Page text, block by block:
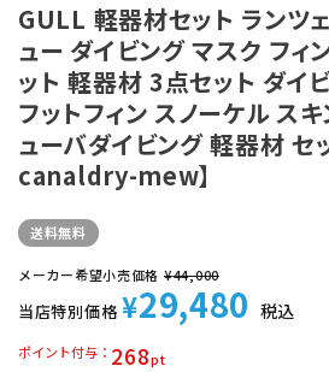
GULL 軽器材セット ランツ
ュー ダイビング マスク フィ
ット 軽器材 3点セット ダイ
フットフィン スノーケル ス
ューバダイビング 軽器材 セ
canaldry-mew】
送料無料
メーカー希望小売価格 ¥44,000
当店特別価格 ¥29,480 税込
268
ポイント付与